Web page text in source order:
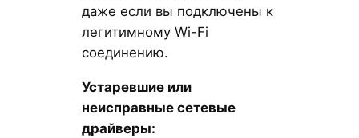
даже если вы подключены к
легитимному Wi-Fi
соединению.
Устаревшие или
неисправные сетевые
драйверы: